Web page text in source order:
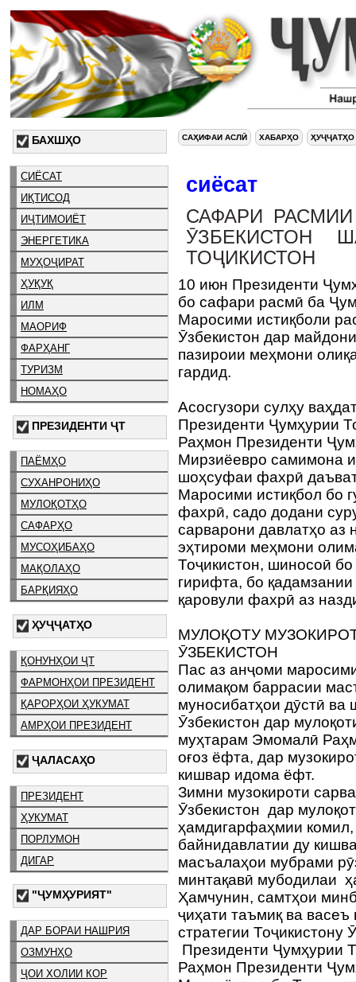
БАХШҲО
СИЁСАТ
ИҚТИСОД
ИҶТИМОИЁТ
ЭНЕРГЕТИКА
МУҲОҶИРАТ
ҲУҚУҚ
ИЛМ
МАОРИФ
ФАРҲАНГ
ТУРИЗМ
НОМАҲО
ПРЕЗИДЕНТИ ҶТ
ПАЁМҲО
СУХАНРОНИҲО
МУЛОҚОТҲО
САФАРҲО
МУСОҲИБАҲО
МАҚОЛАҲО
БАРҚИЯҲО
ҲУҶҶАТҲО
ҚОНУНҲОИ ҶТ
ФАРМОНҲОИ ПРЕЗИДЕНТ
ҚАРОРҲОИ ҲУКУМАТ
АМРҲОИ ПРЕЗИДЕНТ
ҶАЛАСАҲО
ПРЕЗИДЕНТ
ҲУКУМАТ
ПОРЛУМОН
ДИГАР
"ҶУМҲУРИЯТ"
ДАР БОРАИ НАШРИЯ
ОЗМУНҲО
ҶОИ ХОЛИИ КОР
САҲИФАИ АСЛӢ ХАБАРҲО ҲУҶҶАТҲО
сиёсат
САФАРИ
ӮЗБЕКИСТОН
ТОҶИКИСТОН
10 июн Президенти
бо сафари расмӣ ба
Маросими истиқболи
Ӯзбекистон дар
пазироии меҳмони
гардид.
Асосгузори сулҳу
Президенти Ҷумҳурии
Раҳмон Президенти
Мирзиёевро самимона
шоҳсуфаи фахрӣ
Маросими истиқбол бо
фахрӣ, садо додани
сарварони давлатҳо аз
эҳтироми меҳмони
Тоҷикистон, шиносоӣ
гирифта, бо
қаровули фахрӣ аз
МУЛОҚОТУ
ӮЗБЕКИСТОН
Пас аз анҷоми
олимақом баррасии
муносибатҳои дӯстӣ ва
Ӯзбекистон дар
муҳтарам Эмомалӣ
оғоз ёфта, дар
кишвар идома ёфт.
Зимни музокироти
Ӯзбекистон дар
ҳамдигарфаҳмии
байнидавлатии ду
масъалаҳои мубрами
минтақавӣ мубодилаи
Ҳамчунин, самтҳои
ҷиҳати таъмиқ ва
стратегии Тоҷикистону
Президенти Ҷумҳурии
Раҳмон Президенти